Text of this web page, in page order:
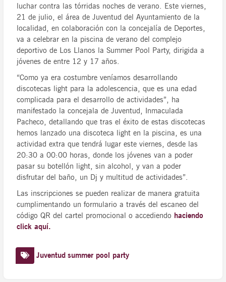
luchar contra las tórridas noches de verano. Este viernes,
21 de julio, el área de Juventud del Ayuntamiento de la
localidad, en colaboración con la concejalía de Deportes,
va a celebrar en la piscina de verano del complejo
deportivo de Los Llanos la Summer Pool Party, dirigida a
jóvenes de entre 12 y 17 años.
“Como ya era costumbre veníamos desarrollando
discotecas light para la adolescencia, que es una edad
complicada para el desarrollo de actividades”, ha
manifestado la concejala de Juventud, Inmaculada
Pacheco, detallando que tras el éxito de estas discotecas
hemos lanzado una discoteca light en la piscina, es una
actividad extra que tendrá lugar este viernes, desde las
20:30 a 00:00 horas, donde los jóvenes van a poder
pasar su botellón light, sin alcohol, y van a poder
disfrutar del baño, un Dj y multitud de actividades”.
Las inscripciones se pueden realizar de manera gratuita
cumplimentando un formulario a través del escaneo del
código QR del cartel promocional o accediendo haciendo
click aquí.
Juventud summer pool party